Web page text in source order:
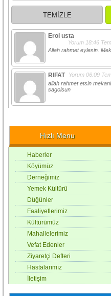
Erol usta
Yorum 18:46
Allah rahmet eylesin.
RIFAT Yorum 06:09
allah rahmet etsin
sagolsun
Hızlı Menu
Haberler
Köyümüz
Derneğimiz
Yemek Kültürü
Düğünler
Faaliyetlerimiz
Kültürümüz
Mahallelerimiz
Vefat Edenler
Ziyaretçi Defteri
Hastalarımız
İletişim